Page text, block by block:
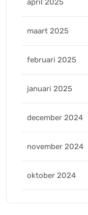
april 2025
maart 2025
februari 2025
januari 2025
december 2024
november 2024
oktober 2024